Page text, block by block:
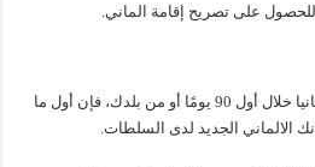
على تصريح إقامة الماني.
سواء أكنت تتقدم بطلب من ألمانيا خلال أول 90 يومًا أو من بلدك، فإن أول ما
الالماني الجديد لدى السلطات.